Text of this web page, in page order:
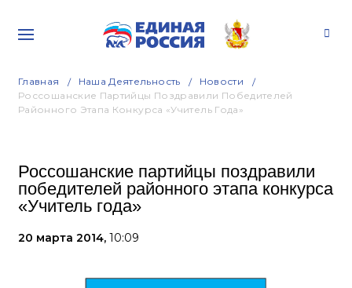
Главная Наша Деятельность
Новости
Россошанские Партийцы Поздравили Победителей
Районного Этапа Конкурса «Учитель Года»
Россошанские партийцы поздравили
победителей районного этапа конкурса
«Учитель года»
20 марта 2014, 10:09